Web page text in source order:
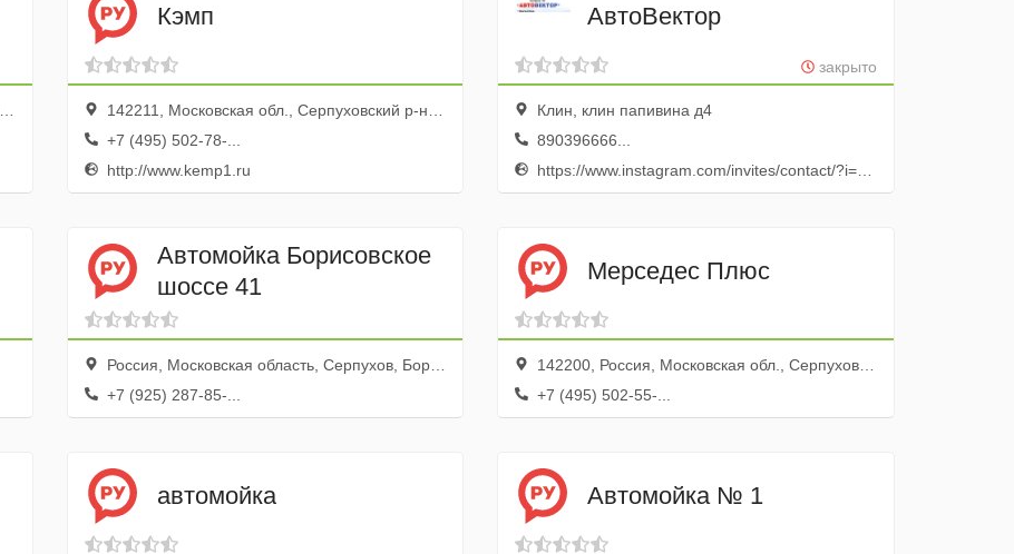
Кэмп
142211, Московская обл., Серпуховский р-н, Серпухов г., ул. Урицкого, 1
+7 (495) 502-78-...
http://www.kemp1.ru
АвтоВектор
закрыто
Клин, клин папивина д4
890396666...
https://www.instagram.com/invites/contact/?i=ter83kl8a3l4&utm_content=kxg8nq7
Автомойка Борисовское
шоссе 41
Россия, Московская область, Серпухов, Борисовское шоссе, 41
+7 (925) 287-85-...
Мерседес Плюс
142200, Россия, Московская обл., Серпухов г., пл. Привокзальная, 8
+7 (495) 502-55-...
автомойка Автомойка № 1